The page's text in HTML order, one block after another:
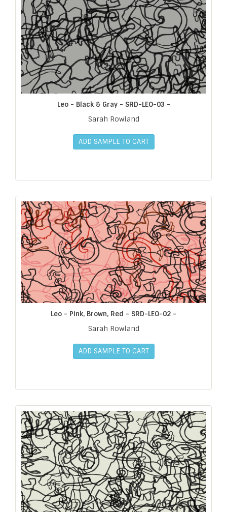
Leo - Black & Gray - SRD-LEO-03 -
Sarah Rowland
ADD SAMPLE TO CART
Leo - Pink, Brown, Red - SRD-LEO-02 -
Sarah Rowland
ADD SAMPLE TO CART